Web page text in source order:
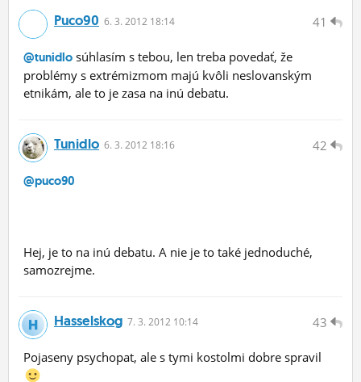
41
Puco90 6. 3. 2012 18:14
@tunidlo súhlasím s tebou, len treba povedať, že
problémy s extrémizmom majú kvôli neslovanským
etnikám, ale to je zasa na inú debatu.
42
Tunidlo 6. 3. 2012 18:16
@puco90
Hej, je to na inú debatu. A nie je to také jednoduché,
samozrejme.
43
Hasselskog 7. 3. 2012 10:14
Pojaseny psychopat, ale s tymi kostolmi dobre spravil